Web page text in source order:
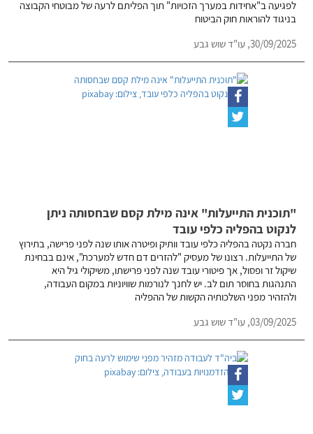
לפגיעה ב"אחידות במערך הזכויות" תוך הפליתם לרעה של מבוטחי הקבוצה
בניגוד להוראות חוק הביטוח
30/09/2025, עו"ד שוש גבע
"תוכנית התייעלות" אינה מילת קסם שבחסותה ניתן
לנקוט בהפליה כלפי עובד
חברה נקטה בהפליה כלפי עובד וותיק ופיטרה אותו שנה לפני פרישה, בתירוץ
של התייעלות. רצונו של מעסיק "להזרים דם חדש למערכת", אינם בבחינת
שיקול זר ופסול, אך פיטורי עובד שנה לפני פרישתו, משיקולי גיל היא
התנהגות בחוסר תום לב. יש לחנך לנורמות שוויוניות במקום העבודה,
ולהזהיר מפני השלכותיה הקשות של ההפליה
03/09/2025, עו"ד שוש גבע